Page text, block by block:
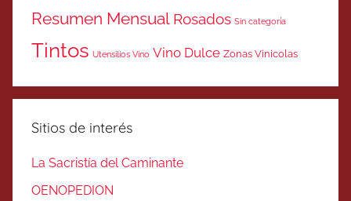
Resumen Mensual Rosados Sin categoría
Tintos Utensilios Vino Vino Dulce Zonas Vinicolas
Sitios de interés
La Sacristía del Caminante
OENOPEDION